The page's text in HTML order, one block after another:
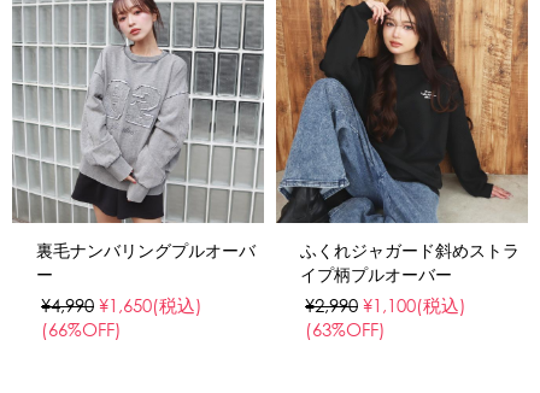
裏毛ナンバリングプルオーバ
ー
¥4,990 ¥1,650(税込)
(66%OFF)
ふくれジャガード斜めストラ
イプ柄プルオーバー
¥2,990 ¥1,100(税込)
(63%OFF)